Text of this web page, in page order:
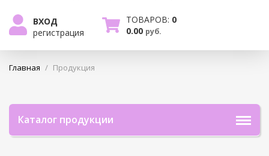
ВХОД
регистрация
ТОВАРОВ: 0
0.00 руб.
Главная / Продукция
Каталог продукции